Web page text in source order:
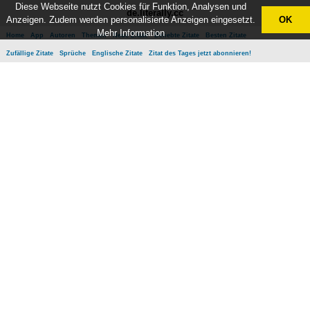
de.literally.cc
Home App Autoren Themen Neue Zitate Beliebte Zitate Besten Zitate
Zufällige Zitate Sprüche Englische Zitate Zitat des Tages jetzt abonnieren!
Diese Webseite nutzt Cookies für Funktion, Analysen und
Anzeigen. Zudem werden personalisierte Anzeigen eingesetzt.
Mehr Information
OK